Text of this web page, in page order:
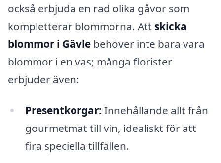
också erbjuda en rad olika gåvor som
kompletterar blommorna. Att skicka
blommor i Gävle behöver inte bara vara
blommor i en vas; många florister
erbjuder även:
Presentkorgar: Innehållande allt från
gourmetmat till vin, idealiskt för att
fira speciella tillfällen.